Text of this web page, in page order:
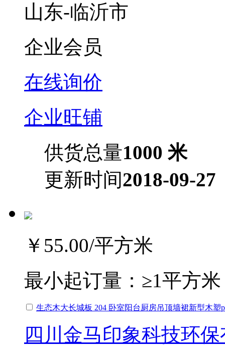
山东-临沂市
企业会员
在线询价
企业旺铺
供货总量1000 米
更新时间2018-09-27
￥55.00/平方米
最小起订量： ≥1平方米
生态木大长城板 204 卧室阳台厨房吊顶墙裙新型木塑
四川金马印象科技环